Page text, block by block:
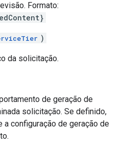
Formato:
)
da solicitação.
de geração de
solicitação. Se definido,
configuração de geração de